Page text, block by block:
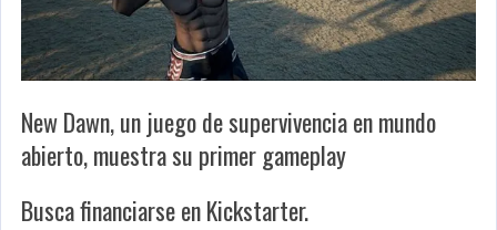
New Dawn, un juego de supervivencia en mundo
abierto, muestra su primer gameplay
Busca financiarse en Kickstarter.